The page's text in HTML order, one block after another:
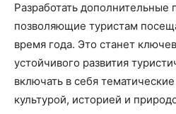
Разработать дополнительные
позволяющие туристам
время года. Это станет
устойчивого развития
включать в себя
культурой, историей и